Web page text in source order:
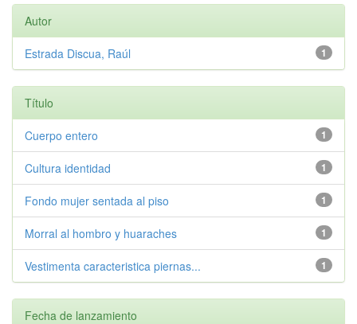
Autor
1
Estrada Discua, Raúl
Título
1
Cuerpo entero
1
Cultura identidad
1
Fondo mujer sentada al piso
1
Morral al hombro y huaraches
1
Vestimenta caracteristica piernas...
Fecha de lanzamiento